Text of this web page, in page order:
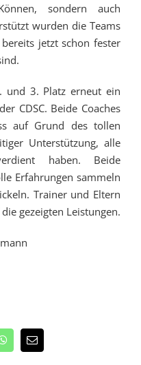
sondern auch
wurden die Teams
jetzt schon fester
und 3. Platz erneut ein
CDSC. Beide Coaches
auf Grund des tollen
Unterstützung, alle
haben. Beide
Erfahrungen sammeln
Trainer und Eltern
gezeigten Leistungen.
WhatsApp
E-